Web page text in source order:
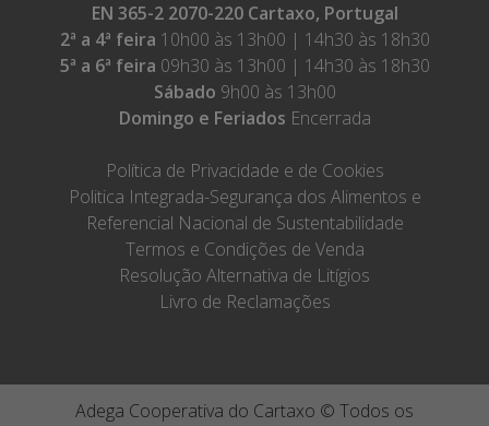
EN 365-2 2070-220 Cartaxo, Portugal
2ª a 4ª feira 10h00 às 13h00 | 14h30 às 18h30
5ª a 6ª feira 09h30 às 13h00 | 14h30 às 18h30
Sábado 9h00 às 13h00
Domingo e Feriados Encerrada
Política de Privacidade e de Cookies
Politica Integrada-Segurança dos Alimentos e
Referencial Nacional de Sustentabilidade
Termos e Condições de Venda
Resolução Alternativa de Litígios
Livro de Reclamações
Adega Cooperativa do Cartaxo © Todos os